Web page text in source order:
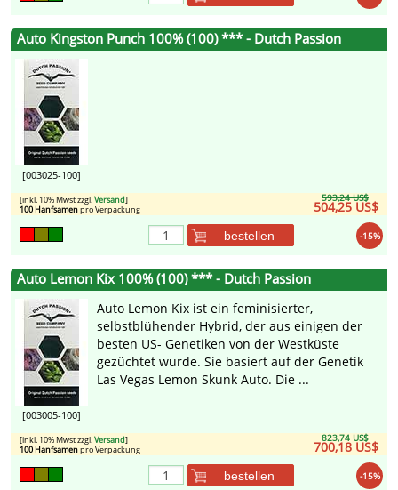
Auto Kingston Punch 100% (100) *** - Dutch Passion
[003025-100]
593,24 US$
504,25 US$
[inkl. 10% Mwst zzgl.Versand]
100 Hanfsamenpro Verpackung
-15%
bestellen
Auto Lemon Kix 100% (100) *** - Dutch Passion
[003005-100]
Auto Lemon Kix ist ein feminisierter,
selbstblühender Hybrid, der aus einigen der
besten US- Genetiken von der Westküste
gezüchtet wurde. Sie basiert auf der Genetik
Las Vegas Lemon Skunk Auto. Die ...
823,74 US$
700,18 US$
[inkl. 10% Mwst zzgl.Versand]
100 Hanfsamenpro Verpackung
-15%
bestellen